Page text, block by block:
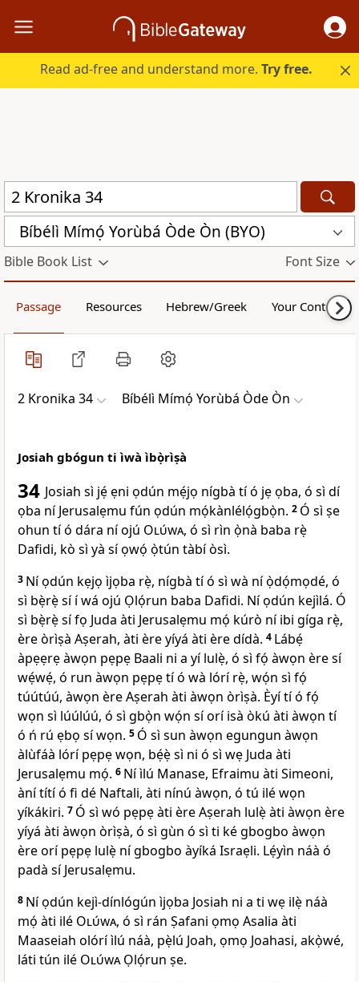
Read ad-free and understand more.Try free.
Bíbélì Mímọ́ Yorùbá Òde Òn (BYO)
Bible Book List Font Size
Passage Resources Hebrew/Greek Your Content
2 Kronika 34 Bíbélì Mímọ́ Yorùbá Òde Òn
Josiah gbógun ti ìwà ìbọ̀rìṣà
34 Josiah sì jẹ́ ẹni ọdún mẹ́jọ nígbà tí ó jẹ ọba, ó sì dí
ọba ní Jerusalẹmu fún ọdún mọ́kànlélọ́gbọ̀n. 2 Ó sì ṣe
ohun tí ó dára ní ojú Olúwa, ó sì rìn ọ̀nà baba rẹ̀
Dafidi, kò sì yà sí ọwọ́ ọ̀tún tàbí òsì.
3 Ní ọdún kẹjọ ìjọba rẹ̀, nígbà tí ó sì wà ní ọ̀dọ́mọdé, ó
sì bẹ̀rẹ̀ sí í wá ojú Ọlọ́run baba Dafidi. Ní ọdún kejìlá. Ó
sì bẹ̀rẹ̀ sí fọ Juda àti Jerusalẹmu mọ́ kúrò ní ibi gíga rẹ̀,
ère òrìṣà Aṣerah, àti ère yíyá àti ère dídà. 4 Lábẹ́
àpẹẹrẹ àwọn pẹpẹ Baali ni a yí lulẹ̀, ó sì fọ́ àwọn ère sí
wẹ́wẹ́, ó run àwọn pẹpẹ tí ó wà lórí rẹ̀, wọ́n sì fọ́
túútúú, àwọn ère Aṣerah àti àwọn òrìṣà. Èyí tí ó fọ́
wọn sì lúúlúú, ó sì gbọ̀n wọ́n sí orí isà òkú àti àwọn tí
ó ń rú ẹbọ sí wọn. 5 Ó sì sun àwọn egungun àwọn
àlùfáà lórí pẹpẹ wọn, bẹ́ẹ̀ sì ni ó sì wẹ Juda àti
Jerusalẹmu mọ́. 6 Ní ìlú Manase, Efraimu àti Simeoni,
àní títí ó fi dé Naftali, àti nínú àwọn, ó tú ilé wọn
yíkákiri. 7 Ó sì wó pẹpẹ àti ère Aṣerah lulẹ̀ àti àwọn ère
yíyá àti àwọn òrìṣà, ó sì gùn ó sì ti ké gbogbo àwọn
ère orí pẹpẹ lulẹ̀ ní gbogbo àyíká Israẹli. Lẹ́yìn náà ó
padà sí Jerusalẹmu.
8 Ní ọdún kejì-dínlógún ìjọba Josiah ni a ti wẹ ilẹ̀ náà
mọ́ àti ilé Olúwa, ó sì rán Ṣafani ọmọ Asalia àti
Maaseiah olórí ìlú náà, pẹ̀lú Joah, ọmọ Joahasi, akọ̀wé,
láti tún ilé OlúwaỌlọ́run ṣe.